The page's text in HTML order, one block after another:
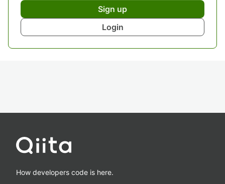
Sign up
Login
How developers code is here.